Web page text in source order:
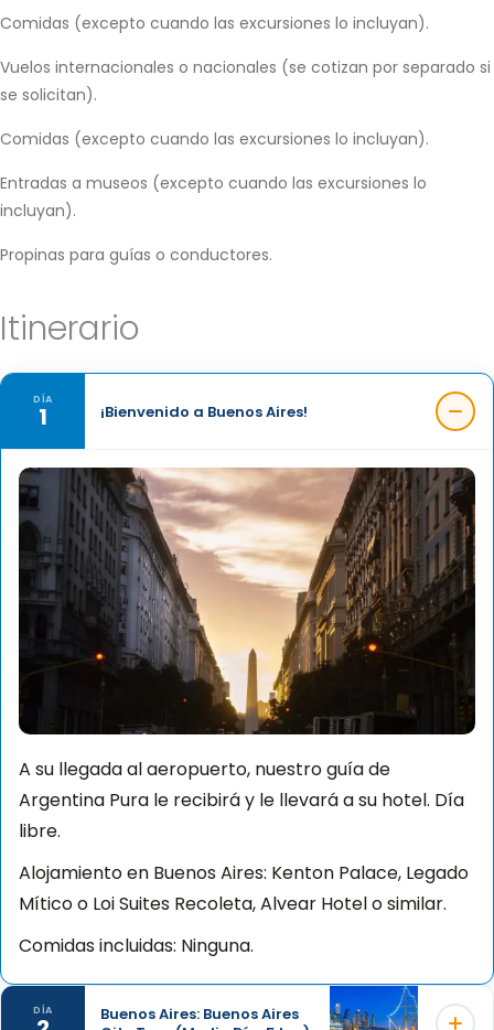
Comidas (excepto cuando las excursiones lo incluyan).
Vuelos internacionales o nacionales (se cotizan por separado si
se solicitan).
Comidas (excepto cuando las excursiones lo incluyan).
Entradas a museos (excepto cuando las excursiones lo
incluyan).
Propinas para guías o conductores.
Itinerario
DÍA
1 ¡Bienvenido a Buenos Aires!
A su llegada al aeropuerto, nuestro guía de
Argentina Pura le recibirá y le llevará a su hotel. Día
libre.
Alojamiento en Buenos Aires: Kenton Palace, Legado
Mítico o Loi Suites Recoleta, Alvear Hotel o similar.
Comidas incluidas: Ninguna.
DÍA
Buenos Aires: Buenos Aires